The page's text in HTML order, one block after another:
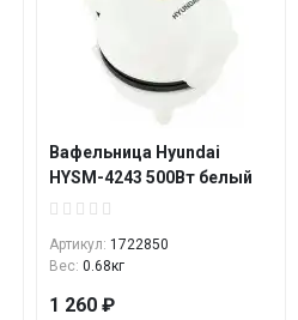
Вафельница Hyundai
HYSM-4243 500Вт белый
Артикул: 1722850
Вес: 0.68кг
1 260 ₽